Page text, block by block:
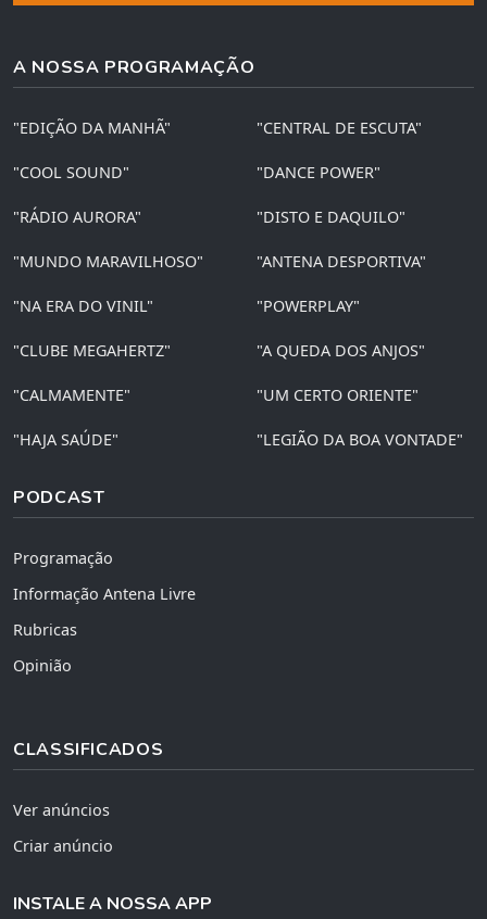
A NOSSA PROGRAMAÇÃO
"EDIÇÃO DA MANHÃ" "CENTRAL DE ESCUTA"
"COOL SOUND" "DANCE POWER"
"RÁDIO AURORA" "DISTO E DAQUILO"
"MUNDO MARAVILHOSO" "ANTENA DESPORTIVA"
"NA ERA DO VINIL" "POWERPLAY"
"CLUBE MEGAHERTZ" "A QUEDA DOS ANJOS"
"CALMAMENTE" "UM CERTO ORIENTE"
"HAJA SAÚDE" "LEGIÃO DA BOA VONTADE"
PODCAST
Programação
Informação Antena Livre
Rubricas
Opinião
CLASSIFICADOS
Ver anúncios
Criar anúncio
INSTALE A NOSSA APP